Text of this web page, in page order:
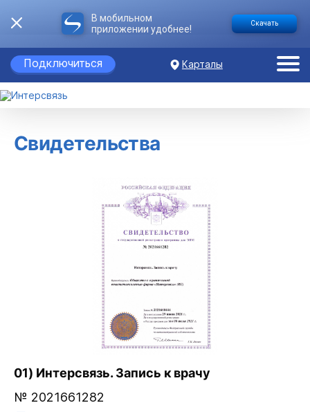
В мобильном
приложении удобнее!
Скачать
Подключиться Карталы
Свидетельства
01) Интерсвязь. Запись к врачу
№ 2021661282